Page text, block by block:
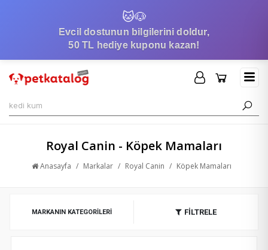
🐱🐶
Evcil dostunun bilgilerini doldur,
50 TL hediye kuponu kazan!
Royal Canin - Köpek Mamaları
Anasayfa / Markalar / Royal Canin / Köpek Mamaları
MARKANIN KATEGORILERI FİLTRELE